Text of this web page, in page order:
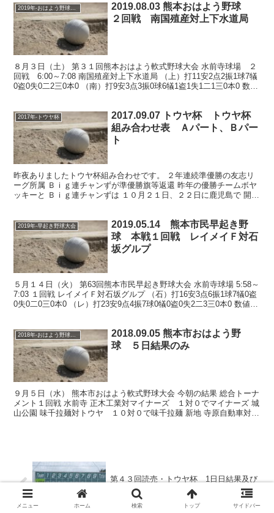
2019年-おはよう野球大会
2019.08.03 熊本おはよう野球
２回戦 南国殖産対上下水道局
８月３日（土） 第３１回熊本おはよう軟式野球大会 水前寺球場 ２
回戦 6:00～7:08 南国殖産対上下水道局 （上）打11安2点2振1球7犠
0盗0失0二2三0本0 （南）打9安3点3振0球6犠1盗1失1二1三0本0 数値
2017年-トウヤ杯
2017.09.07 トウヤ杯 トウヤ杯
組み合わせ表 Ａパート、Ｂパー
ト
昨夜ありましたトウヤ杯組み合わせです。 ２年連続準優勝の友志リ
ーグ所属 Ｂｉｇ連チャンずが準優勝旗等返還 昨年の優勝チームボヤ
ッキーと Ｂｉｇ連チャンずは １０月２１日、２２日に鹿児島で 開催
2019年-早起き野球大会
2019.05.14 熊本市民早起き野
球 本戦１回戦 レイメイＦ対石
坂グルプ
５月１４日（火） 第63回熊本市民早起き野球大会 水前寺球場 5:58～
7:03 １回戦 レイメイＦ対石坂グルプ （石）打16安3点6振1球7犠0盗
0失0二0三0本0 （レ）打23安9点4振7球0犠0盗0失2二3三0本0 数値は
2018年-おはよう野球大会
2018.09.05 熊本市おはよう野
球 ５日結果のみ
９月５日（水） 熊本市おはよう軟式野球大会 今朝の結果 総合トーナ
メント１回戦 水前寺 正木工業対マイナーズ １対０でマイナーズ 城
山公園 味千拉麺対トウヤ １０対０で味千拉麺 新地 寺原自動車対Ｔ
第４３回読売・トウヤ杯 1日日結果及び
上村内科対ハウスプラン熊本
メニュー ホーム 検索 トップ サイドバー